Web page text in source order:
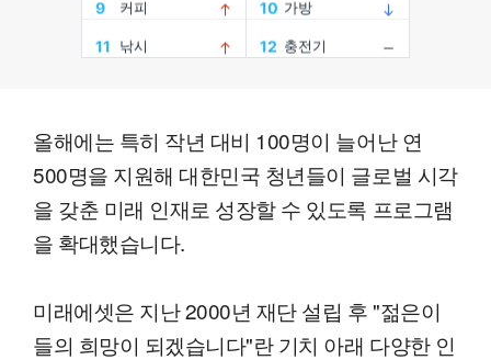
올해에는 특히 작년 대비 100명이 늘어난 연
500명을 지원해 대한민국 청년들이 글로벌 시각
을 갖춘 미래 인재로 성장할 수 있도록 프로그램
을 확대했습니다.
미래에셋은 지난 2000년 재단 설립 후 "젊은이
들의 희망이 되겠습니다"란 기치 아래 다양한 인